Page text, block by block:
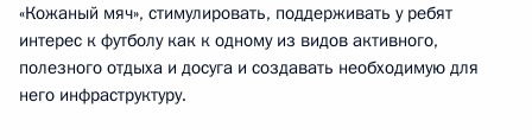
«Кожаный мяч», стимулировать, поддерживать у ребят
интерес к футболу как к одному из видов активного,
полезного отдыха и досуга и создавать необходимую для
него инфраструктуру.